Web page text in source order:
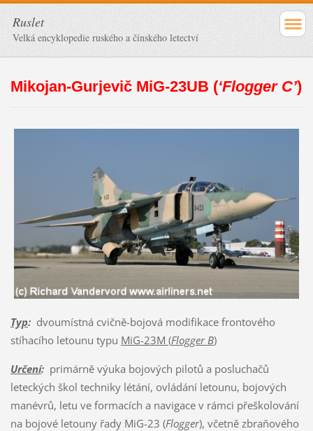
Ruslet
Velká encyklopedie ruského a čínského letectví
Mikojan-Gurjevič MiG-23UB (‘Flogger C’)
Typ:dvoumístná cvičně-bojová modifikace frontového
stíhacího letounu typu MiG-23M (Flogger B)
Určení:primárně výuka bojových pilotů a posluchačů
leteckých škol techniky létání, ovládání letounu, bojových
manévrů, letu ve formacích a navigace v rámci přeškolování
na bojové letouny řady MiG-23 (Flogger), včetně zbraňového